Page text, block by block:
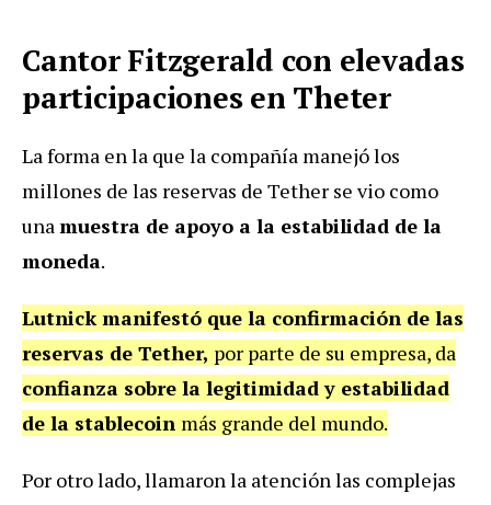
Cantor Fitzgerald con elevadas
participaciones en Theter
La forma en la que la compañía manejó los
millones de las reservas de Tether se vio como
unamuestra de apoyo a la estabilidad de la
moneda.
Lutnick manifestó que la confirmación de las
reservas de Tether, por parte de su empresa, da
confianza sobre la legitimidad y estabilidad
de la stablecoin más grande del mundo.
Por otro lado, llamaron la atención las complejas